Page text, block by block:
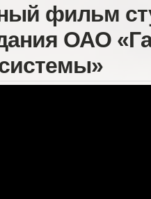
фильм
ОАО